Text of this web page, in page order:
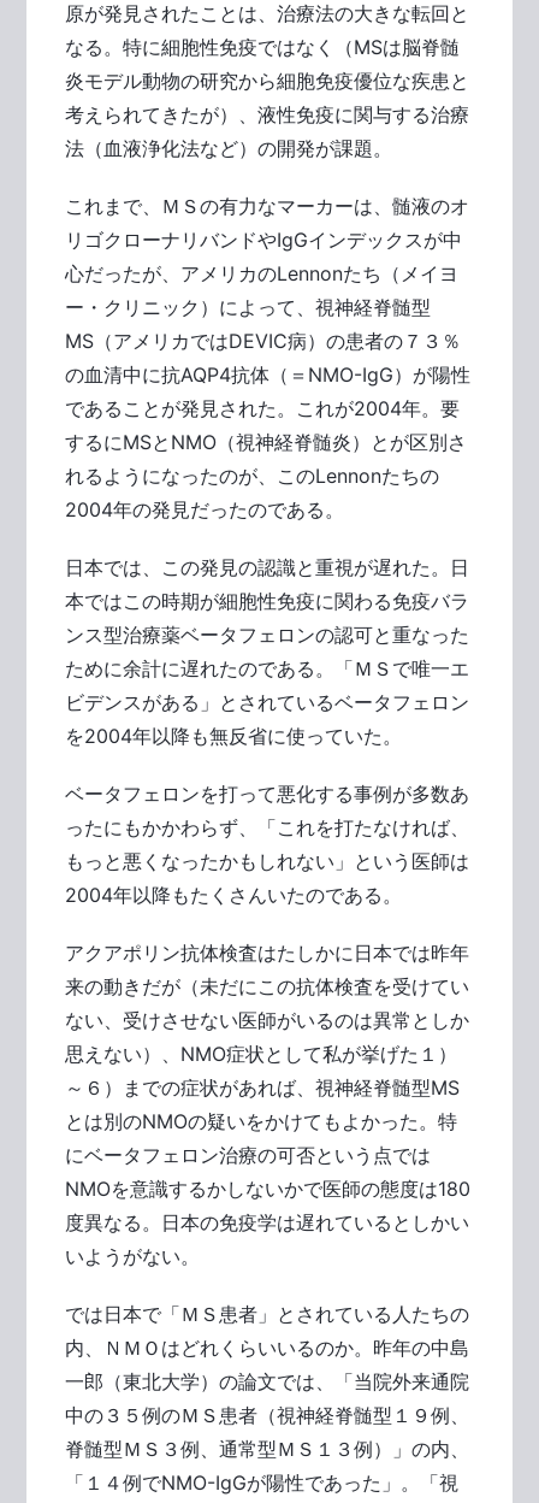
原が発見されたことは、治療法の大きな転回と
なる。特に細胞性免疫ではなく（MSは脳脊髄
炎モデル動物の研究から細胞免疫優位な疾患と
考えられてきたが）、液性免疫に関与する治療
法（血液浄化法など）の開発が課題。
これまで、ＭＳの有力なマーカーは、髄液のオ
リゴクローナリバンドやIgGインデックスが中
心だったが、アメリカのLennonたち（メイヨ
ー・クリニック）によって、視神経脊髄型
MS（アメリカではDEVIC病）の患者の７３％
の血清中に抗AQP4抗体（＝NMO-IgG）が陽性
であることが発見された。これが2004年。要
するにMSとNMO（視神経脊髄炎）とが区別さ
れるようになったのが、このLennonたちの
2004年の発見だったのである。
日本では、この発見の認識と重視が遅れた。日
本ではこの時期が細胞性免疫に関わる免疫バラ
ンス型治療薬ベータフェロンの認可と重なった
ために余計に遅れたのである。「ＭＳで唯一エ
ビデンスがある」とされているベータフェロン
を2004年以降も無反省に使っていた。
ベータフェロンを打って悪化する事例が多数あ
ったにもかかわらず、「これを打たなければ、
もっと悪くなったかもしれない」という医師は
2004年以降もたくさんいたのである。
アクアポリン抗体検査はたしかに日本では昨年
来の動きだが（未だにこの抗体検査を受けてい
ない、受けさせない医師がいるのは異常としか
思えない）、NMO症状として私が挙げた１）
～６）までの症状があれば、視神経脊髄型MS
とは別のNMOの疑いをかけてもよかった。特
にベータフェロン治療の可否という点では
NMOを意識するかしないかで医師の態度は180
度異なる。日本の免疫学は遅れているとしかい
いようがない。
では日本で「ＭＳ患者」とされている人たちの
内、ＮＭＯはどれくらいいるのか。昨年の中島
一郎（東北大学）の論文では、「当院外来通院
中の３５例のＭＳ患者（視神経脊髄型１９例、
脊髄型ＭＳ３例、通常型ＭＳ１３例）」の内、
「１４例でNMO-IgGが陽性であった」。「視